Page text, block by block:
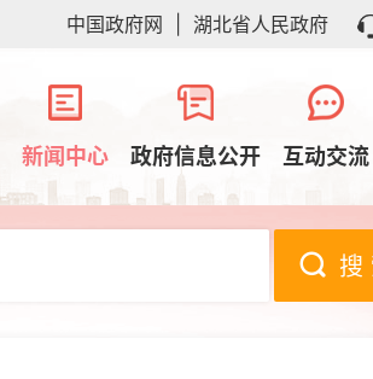
中国政府网 湖北省人民政府
新闻中心 政府信息公开 互动交流
搜